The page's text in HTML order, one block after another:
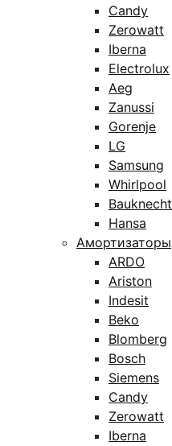
Candy
Zerowatt
Iberna
Electrolux
Aeg
Zanussi
Gorenje
LG
Samsung
Whirlpool
Bauknecht
Hansa
Амортизаторы
ARDO
Ariston
Indesit
Beko
Blomberg
Bosch
Siemens
Candy
Zerowatt
Iberna